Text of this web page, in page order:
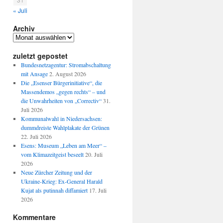
« Juli
Archiv
Archiv
zuletzt gepostet
Bundesnetzagentur: Stromabschaltung
mit Ansage 2. August 2026
Die „Esenser Bürgerinitiative“, die
Massendemos „gegen rechts“ – und
die Unwahrheiten von „Correctiv“ 31.
Juli 2026
Kommunalwahl in Niedersachsen:
dummdreiste Wahlplakate der Grünen
22. Juli 2026
Esens: Museum „Leben am Meer“ –
vom Klimazeitgeist beseelt 20. Juli
2026
Neue Zürcher Zeitung und der
Ukraine-Krieg: Ex-General Harald
Kujat als putinnah diffamiert 17. Juli
2026
Kommentare